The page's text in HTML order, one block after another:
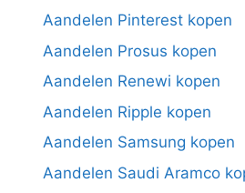
Aandelen Pinterest kopen
Aandelen Prosus kopen
Aandelen Renewi kopen
Aandelen Ripple kopen
Aandelen Samsung kopen
Aandelen Saudi Aramco